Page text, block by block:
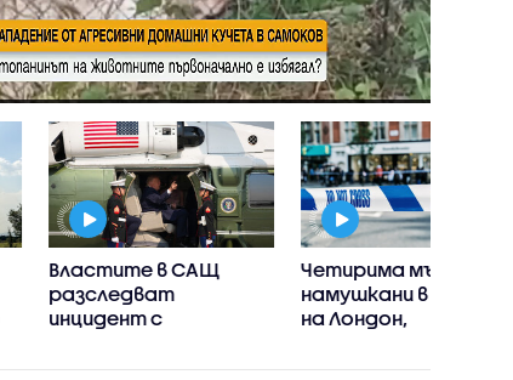
Властите в САЩ
разследват
инцидент с
Тръмп и пътнически
Четирима мъже са
намушкани в центъра
на Лондон,
(ВИДЕО)